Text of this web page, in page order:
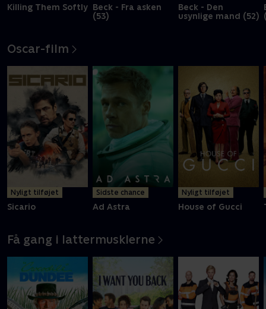
Killing Them Softly Beck - Fra asken
(53)
Beck - Den
usynlige mand (52)
Oscar-film
Nyligt tilføjet
Sicario
Sidste chance
Ad Astra
Nyligt tilføjet
House of Gucci
Få gang i lattermusklerne